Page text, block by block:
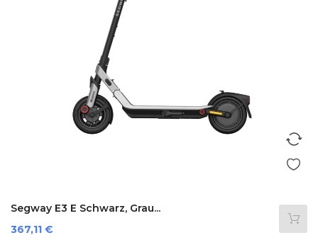
Segway E3 E Schwarz, Grau...
Preis
367,11 €